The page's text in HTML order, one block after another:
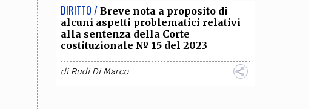
DIRITTO / Breve nota a proposito di
alcuni aspetti problematici relativi
alla sentenza della Corte
costituzionale № 15 del 2023
diRudi Di Marco